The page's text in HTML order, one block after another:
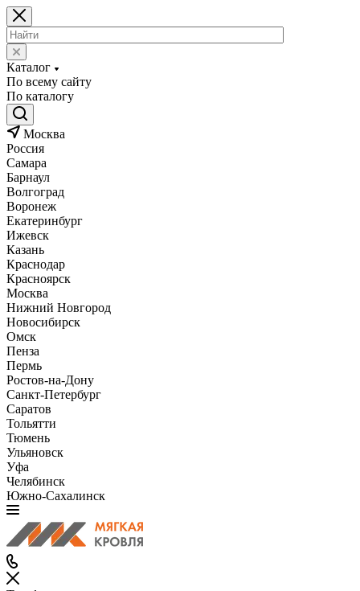
Каталог
По всему сайту
По каталогу
Москва
Россия
Самара
Барнаул
Волгоград
Воронеж
Екатеринбург
Ижевск
Казань
Краснодар
Красноярск
Москва
Нижний Новгород
Новосибирск
Омск
Пенза
Пермь
Ростов-на-Дону
Санкт-Петербург
Саратов
Тольятти
Тюмень
Ульяновск
Уфа
Челябинск
Южно-Сахалинск